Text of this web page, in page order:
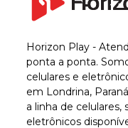
Horizon Play -
ponta a ponta.
celulares e
em Londrina,
a linha de celulares,
eletrônicos